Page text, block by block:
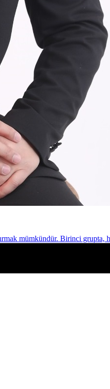
mümkündür. Birinci grupta,